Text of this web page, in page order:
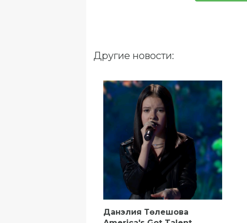
Другие новости:
Данэлия Төлешова